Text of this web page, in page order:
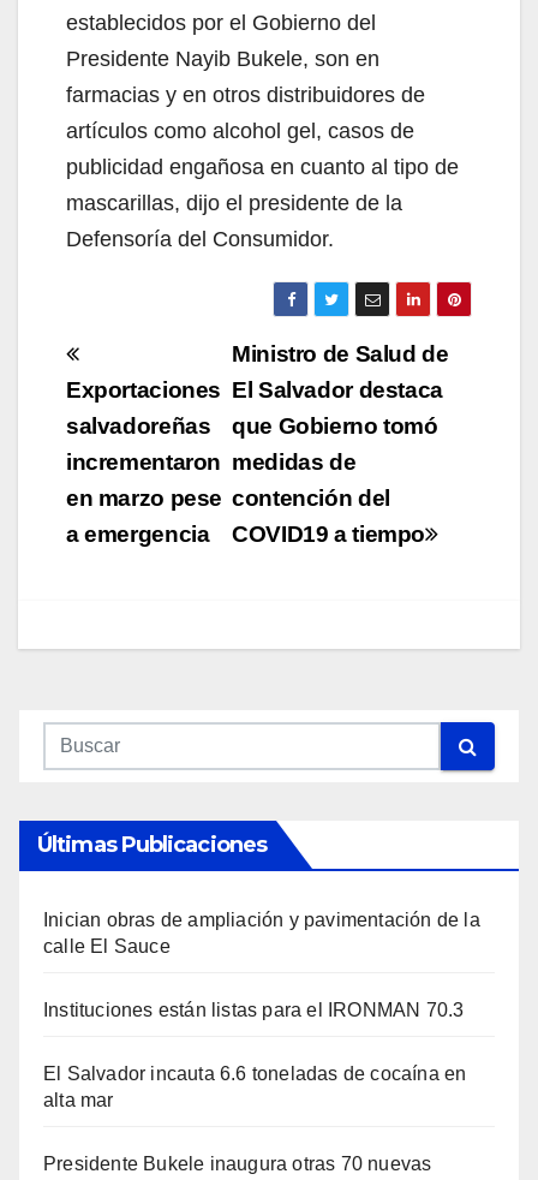
establecidos por el Gobierno del
Presidente Nayib Bukele, son en
farmacias y en otros distribuidores de
artículos como alcohol gel, casos de
publicidad engañosa en cuanto al tipo de
mascarillas, dijo el presidente de la
Defensoría del Consumidor.
Navegación
de
entradas
Ministro de Salud de
El Salvador destaca
que Gobierno tomó
medidas de
contención del
COVID19 a tiempo
Exportaciones
salvadoreñas
incrementaron
en marzo pese
a emergencia
Últimas Publicaciones
Inician obras de ampliación y pavimentación de la
calle El Sauce
Instituciones están listas para el IRONMAN 70.3
El Salvador incauta 6.6 toneladas de cocaína en
alta mar
Presidente Bukele inaugura otras 70 nuevas